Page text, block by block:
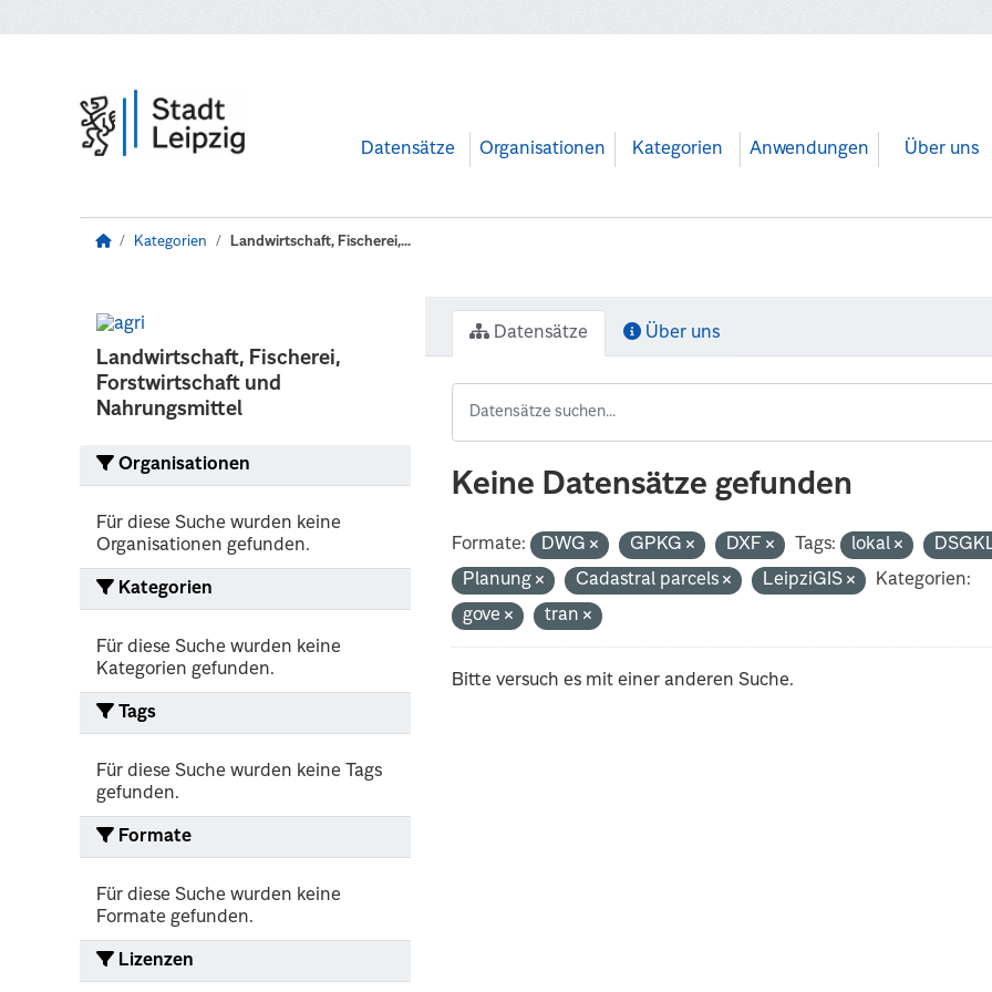
Datensätze Organisationen Kategorien Anwendungen Über uns
Kategorien Landwirtschaft, Fischerei,...
Landwirtschaft, Fischerei,
Forstwirtschaft und
Nahrungsmittel
Organisationen
Für diese Suche wurden keine
Organisationen gefunden.
Kategorien
Für diese Suche wurden keine
Kategorien gefunden.
Tags
Für diese Suche wurden keine Tags
gefunden.
Formate
Für diese Suche wurden keine
Formate gefunden.
Lizenzen
Datensätze Über uns
Keine Datensätze gefunden
Formate: DWG GPKG DXF Tags: lokal
Planung
Cadastral parcels LeipziGIS
Kategorien:
gove
tran
Bitte versuch es mit einer anderen Suche.